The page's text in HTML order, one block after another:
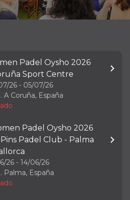
Padel Oysho 2026
Sport Centre
26 - 05/07/26
A Coruña, España
Padel Oysho 2026
Padel Club - Palma
26 - 14/06/26
Palma, España